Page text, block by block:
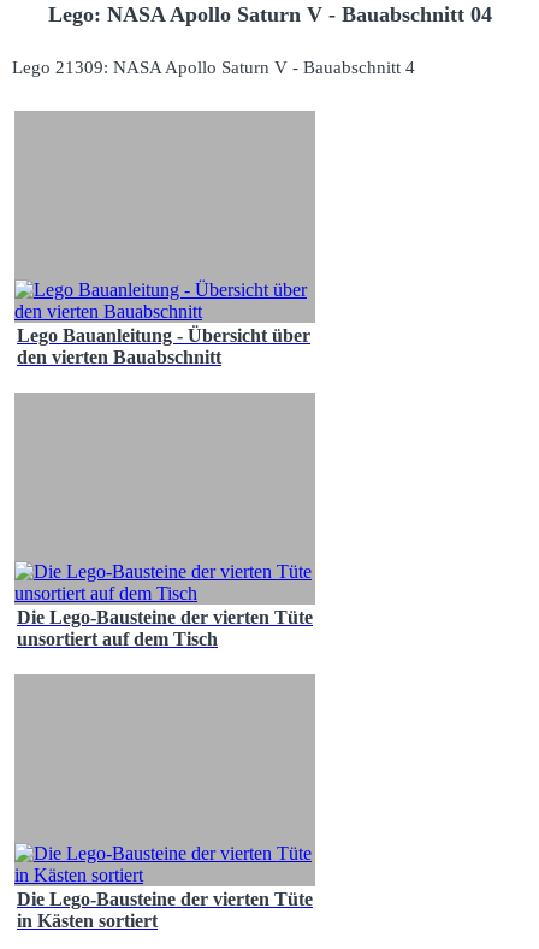
Lego: NASA Apollo Saturn V - Bauabschnitt 04
Lego 21309: NASA Apollo Saturn V - Bauabschnitt 4
Lego Bauanleitung - Übersicht über
den vierten Bauabschnitt
Die Lego-Bausteine der vierten Tüte
unsortiert auf dem Tisch
Die Lego-Bausteine der vierten Tüte
in Kästen sortiert